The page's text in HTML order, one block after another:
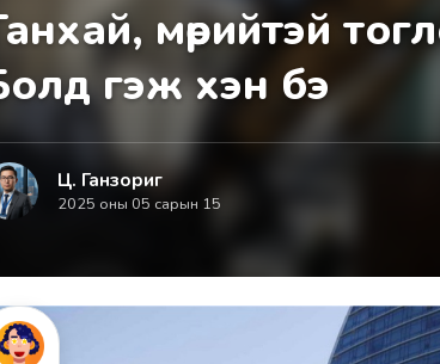
мөрийтэй
гэж хэн бэ
Ц. Ганзориг
2025 оны 05 сарын 15